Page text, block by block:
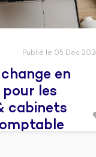
Publié le 05 Dec
en
les
cabinets